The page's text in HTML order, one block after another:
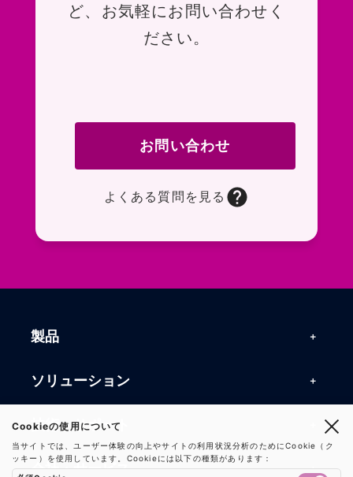
ど、お気軽にお問い合わせく
ださい。
お問い合わせ
よくある質問を見る
製品
製品一覧
RFIDリーダー
RFIDチップ・モジュール
RFIDアンテナ
ソリューション
RFIDソリューション
RFIDとセンサー
技術・サポート
技術記事一覧
会社・サービス
Cookieの使用について
当サイトでは、ユーザー体験の向上やサイトの利用状況分析のためにCookie（ク
ッキー）を使用しています。Cookieには以下の種類があります：